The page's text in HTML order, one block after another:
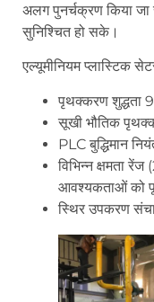
अलग पुनर्चक्रण किया
सुनिश्चित हो सके।
एल्यूमीनियम प्लास्टिक
पृथक्करण शुद्धता
सूखी भौतिक
PLC बुद्धिमान
विभिन्न क्षमता
आवश्यकताओं को
स्थिर उपकरण